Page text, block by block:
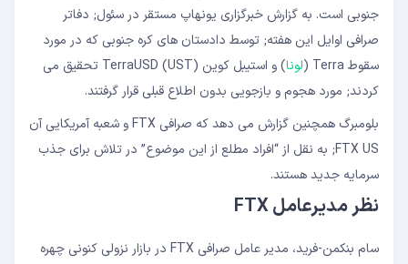
جنوبی است. به گزارش خبرگزاری یونهاپ مستقر در سئول; دفاتر
صرافی اوایل این هفته; توسط دادستان های کره جنوبی که در مورد
سقوط Terra (
لونا
) و استیبل کوین TerraUSD (UST) تحقیق می
کردند; مورد هجوم و بازجویی بدون اطلاع قبلی قرار گرفتند.
بلومبرگ همچنین گزارش می دهد که صرافی FTX و شعبه آمریکایی آن
FTX US; به نقل از “افراد مطلع از این موضوع” در تلاش برای جذب
سرمایه جدید هستند.
نظر مدیرعامل FTX
سام بنکمن-فرید، مدیر عامل صرافی FTX در بازار نزولی کنونی چهره